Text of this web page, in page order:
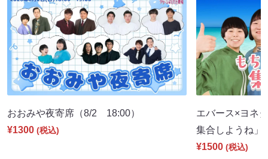
おおみや夜寄席（8/2 18:00）
¥1300 (税込)
エバース×ヨネ
集合しようね
¥1500 (税込)